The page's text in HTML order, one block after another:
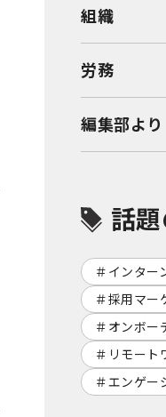
組織
労務
編集部より
話
インター
採用マー
オンボー
リモート
エンゲー